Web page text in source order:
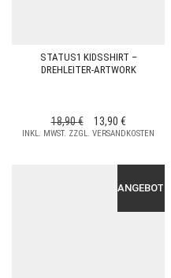
STATUS1 KIDSSHIRT –
DREHLEITER-ARTWORK
18,90€
URSPRÜNGLICHER
PREIS
18,90 €
13,90 €AKTUELLER
PREIS
13,90 €.
INKL. MWST. ZZGL. VERSANDKOSTEN
ANGEBOT!